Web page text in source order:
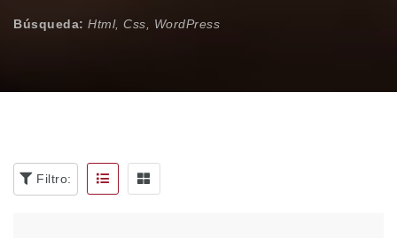
Búsqueda: Html, Css, WordPress
Filtro: